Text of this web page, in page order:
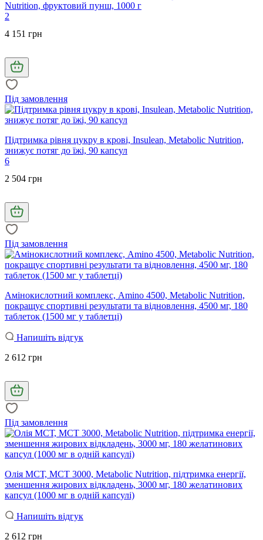
Nutrition, фруктовий пунш, 1000 г
2
4 151 грн
Під замовлення
Підтримка рівня цукру в крові, Insulean, Metabolic Nutrition,
знижує потяг до їжі, 90 капсул
6
2 504 грн
Під замовлення
Амінокислотний комплекс, Amino 4500, Metabolic Nutrition,
покращує спортивні результати та відновлення, 4500 мг, 180
таблеток (1500 мг у таблетці)
Напишіть відгук
2 612 грн
Під замовлення
Олія МСТ, MCT 3000, Metabolic Nutrition, підтримка енергії,
зменшення жирових відкладень, 3000 мг, 180 желатинових
капсул (1000 мг в одній капсулі)
Напишіть відгук
2 612 грн